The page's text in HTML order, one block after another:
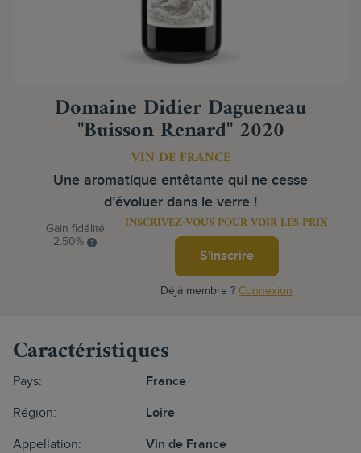
Domaine Didier Dagueneau
"Buisson Renard" 2020
VIN DE FRANCE
Une aromatique entêtante qui ne cesse
d’évoluer dans le verre !
Gain fidélité
2.50%
INSCRIVEZ-VOUS POUR VOIR LES PRIX
S'inscrire
Déjà membre ? Connexion
Caractéristiques
Pays: France
Région: Loire
Appellation: Vin de France